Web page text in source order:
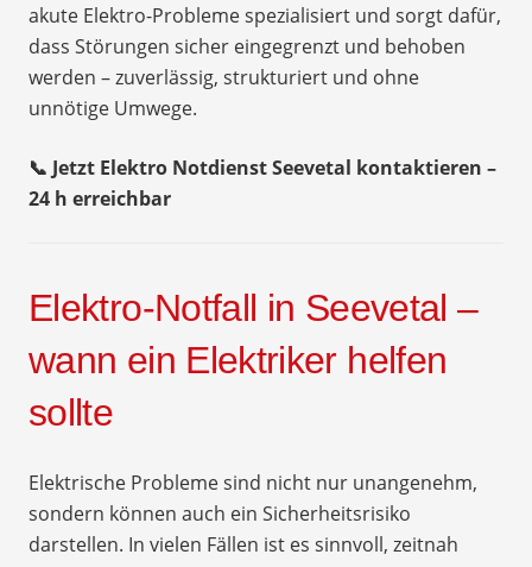
akute Elektro-Probleme spezialisiert und sorgt dafür,
dass Störungen sicher eingegrenzt und behoben
werden – zuverlässig, strukturiert und ohne
unnötige Umwege.
📞 Jetzt Elektro Notdienst Seevetal kontaktieren –
24 h erreichbar
Elektro-Notfall in Seevetal –
wann ein Elektriker helfen
sollte
Elektrische Probleme sind nicht nur unangenehm,
sondern können auch ein Sicherheitsrisiko
darstellen. In vielen Fällen ist es sinnvoll, zeitnah